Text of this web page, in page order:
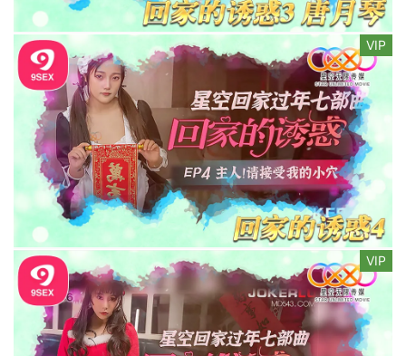
VIP
VIP